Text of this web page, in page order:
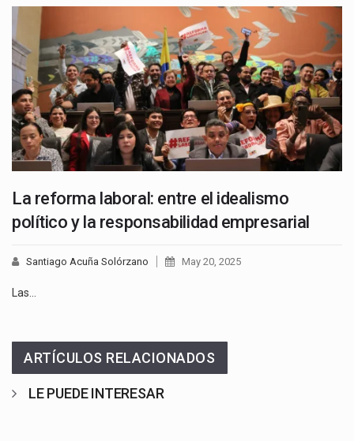
La reforma laboral: entre el idealismo
político y la responsabilidad empresarial
Santiago Acuña Solórzano May 20, 2025
Las…
ARTÍCULOS RELACIONADOS
LE PUEDE INTERESAR